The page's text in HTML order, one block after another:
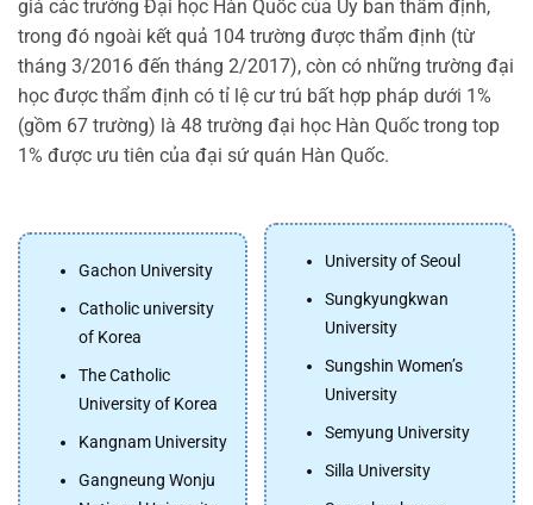
giá các trường Đại học Hàn Quốc của Ủy ban thẩm định,
trong đó ngoài kết quả 104 trường được thẩm định (từ
tháng 3/2016 đến tháng 2/2017), còn có những trường đại
học được thẩm định có tỉ lệ cư trú bất hợp pháp dưới 1%
(gồm 67 trường) là 48 trường đại học Hàn Quốc trong top
1% được ưu tiên của đại sứ quán Hàn Quốc.
Gachon University
Catholic university
of Korea
The Catholic
University of Korea
Kangnam University
Gangneung Wonju
University of Seoul
Sungkyungkwan
University
Sungshin Women’s
University
Semyung University
Silla University